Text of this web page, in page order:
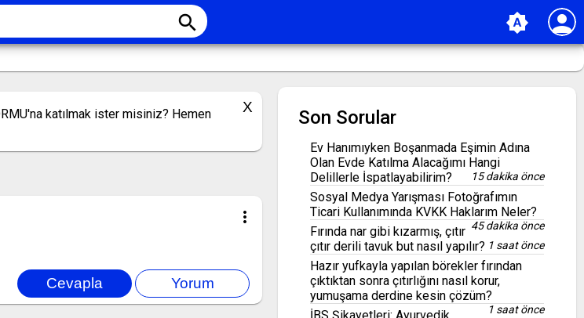
person
search brightness_auto
katılmak ister misiniz? Hemen
more_vert
Son Sorular
Ev Hanımıyken Boşanmada Eşimin Adına
Olan Evde Katılma Alacağımı Hangi
Delillerle İspatlayabilirim?
15 dakika önce
Sosyal Medya Yarışması Fotoğrafımın
Ticari Kullanımında KVKK Haklarım Neler?
45 dakika önce
Fırında nar gibi kızarmış, çıtır
çıtır derili tavuk but nasıl yapılır? 1 saat önce
Hazır yufkayla yapılan börekler fırından
çıktıktan sonra çıtırlığını nasıl korur,
yumuşama derdine kesin çözüm?
1 saat önce